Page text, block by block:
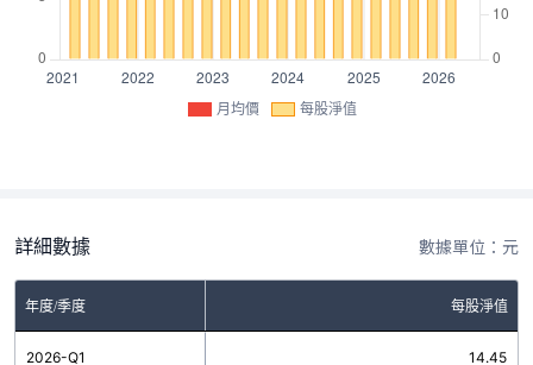
月均價 每股淨值
詳細數據 數據單位：元
年度/季度 每股淨值
2026-Q1 14.45